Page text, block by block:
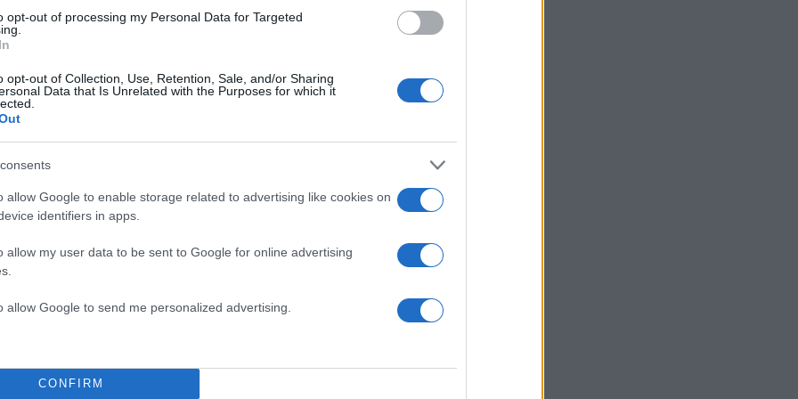
opt-out of processing my Personal Data for Targeted
opt-out of Collection, Use, Retention, Sale, and/or Sharing
Data that Is Unrelated with the Purposes for which it
allow Google to enable storage related to advertising like cookies on
identifiers in apps.
allow my user data to be sent to Google for online advertising
allow Google to send me personalized advertising.
CONFIRM
η διαγωνιστική διαδικασία με Πρώιμη Συμμετοχή
για τα κτίρια του Κύριου και του Δορυφορικού
του 2026.
τις προβλέψεις της για το 2026.
ο ΔΑΑ, κατά το 1ο τρίμηνο, το οποίο
το χαμηλότερο τρίμηνο του έτους από πλευράς
το αεροδρόμιο εξυπηρέτησε συνολικά 6,28 εκατ.
Μάρτιο του 2026 σε σύγκριση με τους δύο
η επιβατική κίνηση παρέμεινε αυξημένη κατά 3,8%
επιβραδύνεται στο 1% σε σύγκριση με το 2025.